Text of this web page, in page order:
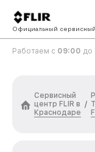
Официальный сервисный
Работаем с 09:00 до
Сервисный
центр FLIR в
Краснодаре
/